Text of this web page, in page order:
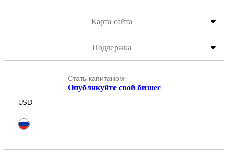
Карта сайта
Поддержка
Стать капитаном
Опубликуйте свой бизнес
USD